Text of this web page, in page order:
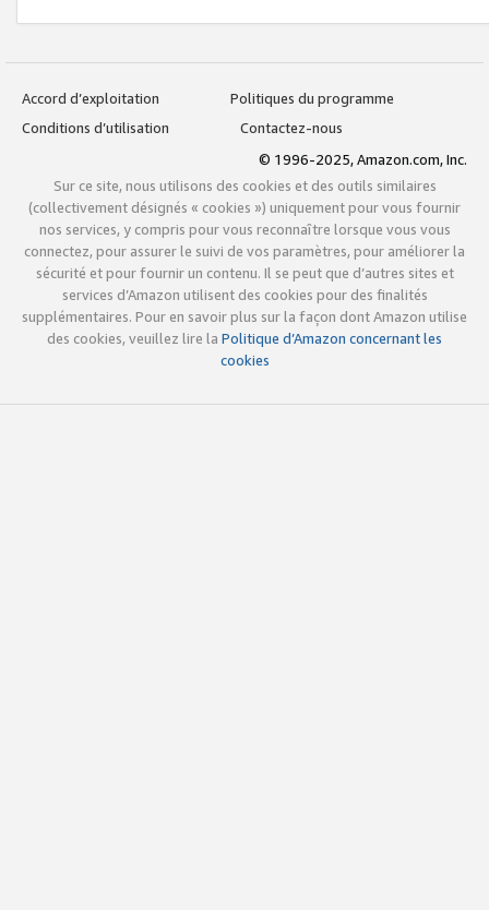
Accord d’exploitation
Politiques du programme
Conditions d’utilisation
Contactez-nous
© 1996-2025, Amazon.com, Inc.
Sur ce site, nous utilisons des cookies et des outils similaires
(collectivement désignés « cookies ») uniquement pour vous fournir
nos services, y compris pour vous reconnaître lorsque vous vous
connectez, pour assurer le suivi de vos paramètres, pour améliorer la
sécurité et pour fournir un contenu. Il se peut que d’autres sites et
services d’Amazon utilisent des cookies pour des finalités
supplémentaires. Pour en savoir plus sur la façon dont Amazon utilise
des cookies, veuillez lire la Politique d’Amazon concernant les
cookies